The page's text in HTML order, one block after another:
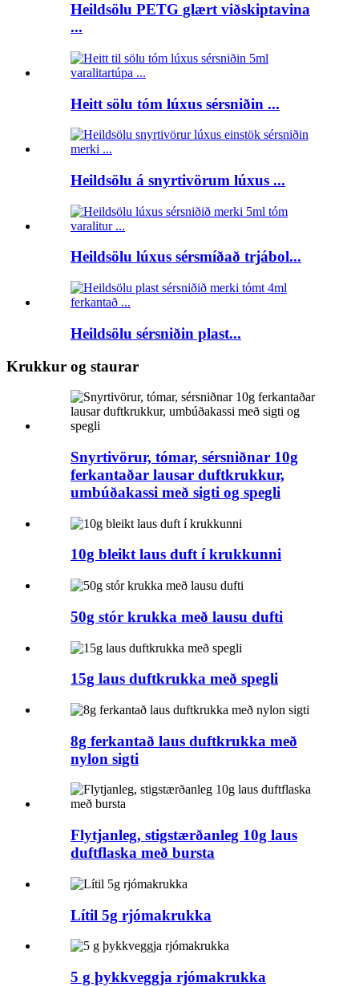
Heildsölu PETG glært viðskiptavina
...
Heitt sölu tóm lúxus sérsniðin ...
Heildsölu á snyrtivörum lúxus ...
Heildsölu lúxus sérsmíðað trjábol...
Heildsölu sérsniðin plast...
Krukkur og staurar
Snyrtivörur, tómar, sérsniðnar 10g
ferkantaðar lausar duftkrukkur,
umbúðakassi með sigti og spegli
10g bleikt laus duft í krukkunni
50g stór krukka með lausu dufti
15g laus duftkrukka með spegli
8g ferkantað laus duftkrukka með
nylon sigti
Flytjanleg, stigstærðanleg 10g laus
duftflaska með bursta
Lítil 5g rjómakrukka
5 g þykkveggja rjómakrukka